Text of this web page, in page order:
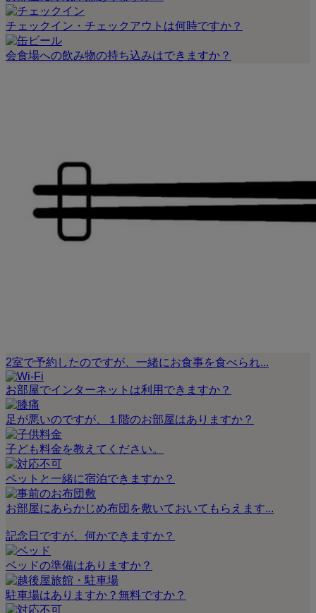
チェックイン・チェックアウトは何時ですか？
会食場への飲み物の持ち込みはできますか？
2室で予約したのですが、一緒にお食事を食べられ...
お部屋でインターネットは利用できますか？
足が悪いのですが、１階のお部屋はありますか？
子ども料金を教えてください。
ペットと一緒に宿泊できますか？
お部屋にあらかじめ布団を敷いておいてもらえます...
記念日ですが、何かできますか？
ベッドの準備はありますか？
駐車場はありますか？無料ですか？